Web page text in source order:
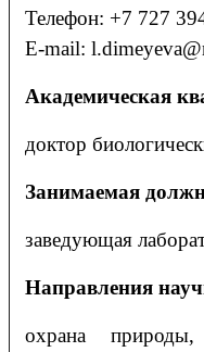
Телефон: +7 727
E-mail:
Академическая
доктор
Занимаемая
заведующая
Направления
охрана природы,